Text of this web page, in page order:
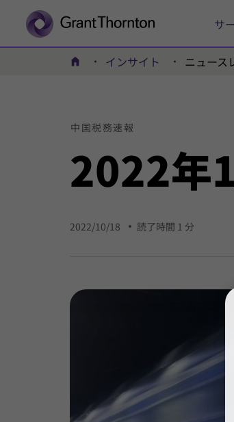
サ
ホーム インサイト ニュース
2022年
中国税務速報
2022/10/18 読了時間 1 分